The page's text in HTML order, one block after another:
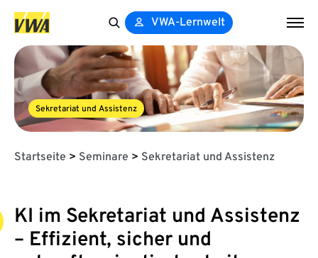
for:
VWA-Lernwelt
Sekretariat und Assistenz
Startseite > Seminare > Sekretariat und Assistenz
KI im Sekretariat und Assistenz
– Effizient, sicher und